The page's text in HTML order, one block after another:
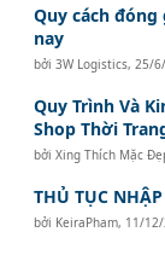
Quy cách
nay
bởi3W Logistics, 25/
Quy Trình Và
Shop Thời
bởiXing Thích Mặc
THỦ TỤC
bởi KeiraPham, 11/